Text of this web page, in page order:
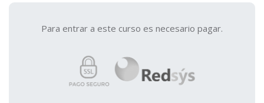
Para entrar a este curso es necesario pagar.